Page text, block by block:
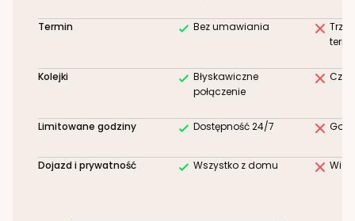
Termin Bez umawiania
Kolejki
Błyskawiczne
połączenie
Limitowane godziny Dostępność 24/7
Dojazd i prywatność Wszystko z domu